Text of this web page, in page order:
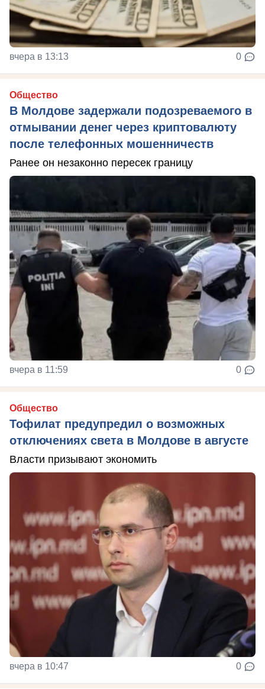
вчера в 13:13 0
Общество
В Молдове задержали подозреваемого в
отмывании денег через криптовалюту
после телефонных мошенничеств
Ранее он незаконно пересек границу
вчера в 11:59 0
Общество
Тофилат предупредил о возможных
отключениях света в Молдове в августе
Власти призывают экономить
вчера в 10:47 0